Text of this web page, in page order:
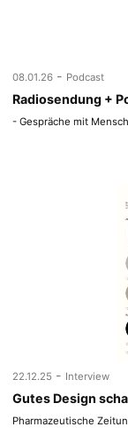
08.01.26 - Podcast
Radiosendung +
- Gespräche mit
22.12.25 - Interview
Gutes Design
Pharmazeutische